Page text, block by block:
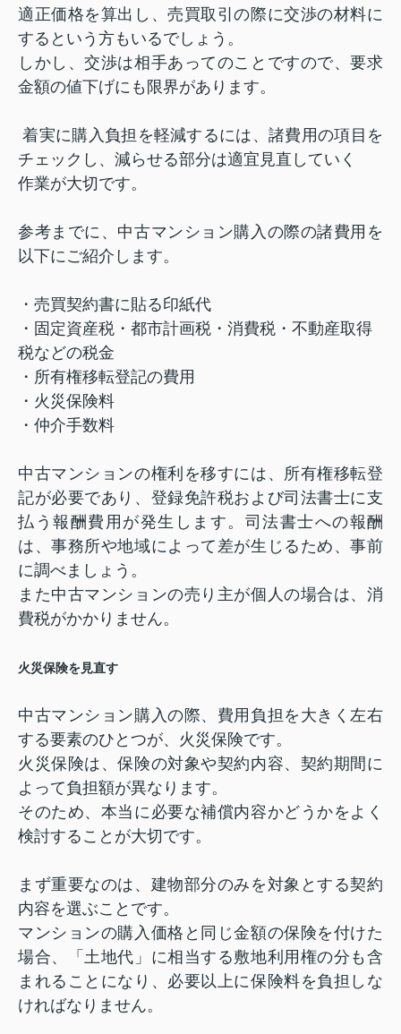
適正価格を算出し、売買取引の際に交渉の材料に
するという方もいるでしょう。
しかし、交渉は相手あってのことですので、要求
金額の値下げにも限界があります。
着実に購入負担を軽減するには、諸費用の項目を
チェックし、減らせる部分は適宜見直していく
作業が大切です。
参考までに、中古マンション購入の際の諸費用を
以下にご紹介します。
・売買契約書に貼る印紙代
・固定資産税・都市計画税・消費税・不動産取得
税などの税金
・所有権移転登記の費用
・火災保険料
・仲介手数料
中古マンションの権利を移すには、所有権移転登
記が必要であり、登録免許税および司法書士に支
払う報酬費用が発生します。司法書士への報酬
は、事務所や地域によって差が生じるため、事前
に調べましょう。
また中古マンションの売り主が個人の場合は、消
費税がかかりません。
火災保険を見直す
中古マンション購入の際、費用負担を大きく左右
する要素のひとつが、火災保険です。
火災保険は、保険の対象や契約内容、契約期間に
よって負担額が異なります。
そのため、本当に必要な補償内容かどうかをよく
検討することが大切です。
まず重要なのは、建物部分のみを対象とする契約
内容を選ぶことです。
マンションの購入価格と同じ金額の保険を付けた
場合、「土地代」に相当する敷地利用権の分も含
まれることになり、必要以上に保険料を負担しな
ければなりません。